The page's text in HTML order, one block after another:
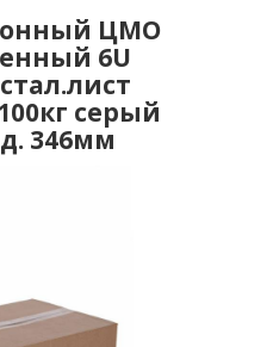
ЦМО
6U
серый
346мм